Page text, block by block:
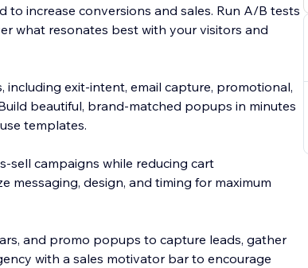
to increase conversions and sales. Run A/B tests
what resonates best with your visitors and
exit-intent, email capture, promotional,
beautiful, brand-matched popups in minutes
templates.
sell campaigns while reducing cart
design, and timing for maximum
and promo popups to capture leads, gather
with a sales motivator bar to encourage